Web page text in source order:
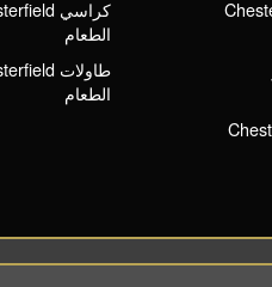
الطعام
الطعام